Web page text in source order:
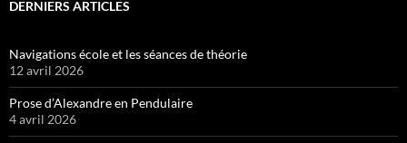
DERNIERS ARTICLES
Navigations école et les séances de théorie
12 avril 2026
Prose d’Alexandre en Pendulaire
4 avril 2026